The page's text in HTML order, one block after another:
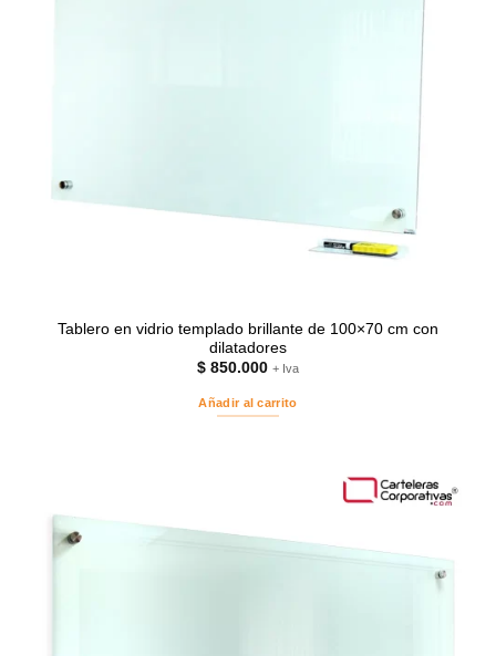
Tablero en vidrio templado brillante de 100×70 cm con
dilatadores
$ 850.000 + Iva
Añadir al carrito